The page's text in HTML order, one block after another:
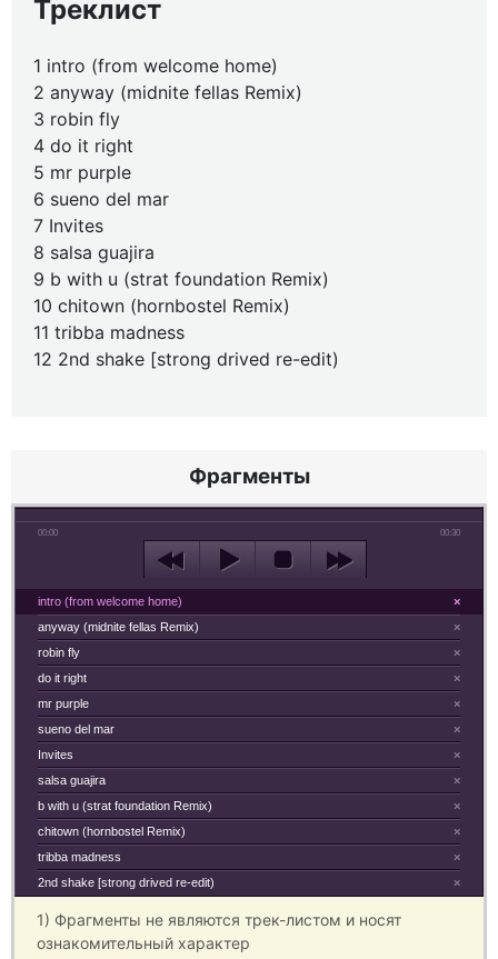
Треклист
1 intro (from welcome home)
2 anyway (midnite fellas Remix)
3 robin fly
4 do it right
5 mr purple
6 sueno del mar
7 Invites
8 salsa guajira
9 b with u (strat foundation Remix)
10 chitown (hornbostel Remix)
11 tribba madness
12 2nd shake [strong drived re-edit)
Фрагменты
00:00 00:30
×
intro (from welcome home)
×
anyway (midnite fellas Remix)
×
robin fly
×
do it right
×
mr purple
×
sueno del mar
×
Invites
×
salsa guajira
×
b with u (strat foundation Remix)
×
chitown (hornbostel Remix)
×
tribba madness
×
2nd shake [strong drived re-edit)
1) Фрагменты не являются трек-листом и носят
ознакомительный характер